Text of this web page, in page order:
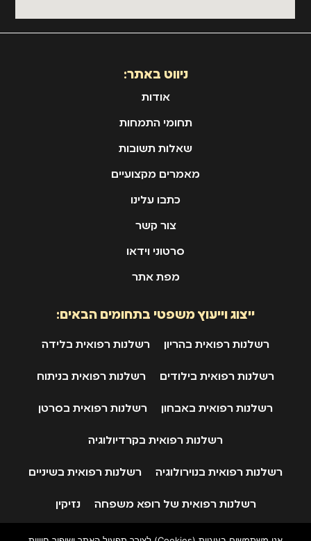
ניווט באתר:
אודות
תחומי התמחות
שאלות תשובות
מאמרים מקצועיים
כתבו עלינו
צור קשר
סרטוני וידאו
מפת אתר
ייצוג וייעוץ משפטי בתחומים הבאים:
רשלנות רפואית בהריון רשלנות רפואית בלידה
רשלנות רפואית בילודים רשלנות רפואית בניתוח
רשלנות רפואית באבחון רשלנות רפואית בסרטן
רשלנות רפואית בקרדיולוגיה
רשלנות רפואית בנוירולוגיה רשלנות רפואית בשיניים
רשלנות רפואית של רופא משפחה נזיקין
ביטוח לאומי תאונות דרכים